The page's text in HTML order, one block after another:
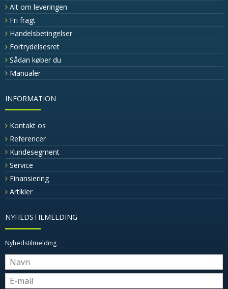
Alt om leveringen
Fri fragt
Handelsbetingelser
Fortrydelsesret
Sådan køber du
Manualer
INFORMATION
Kontakt os
Referencer
Kundesegment
Service
Finansiering
Artikler
NYHEDSTILMELDING
Nyhedstilmelding